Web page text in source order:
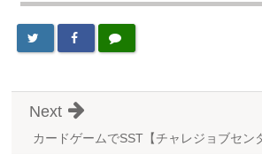
カードゲームでSST【チャレジョブセン
Next